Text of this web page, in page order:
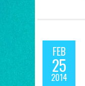
FEB
25
2014